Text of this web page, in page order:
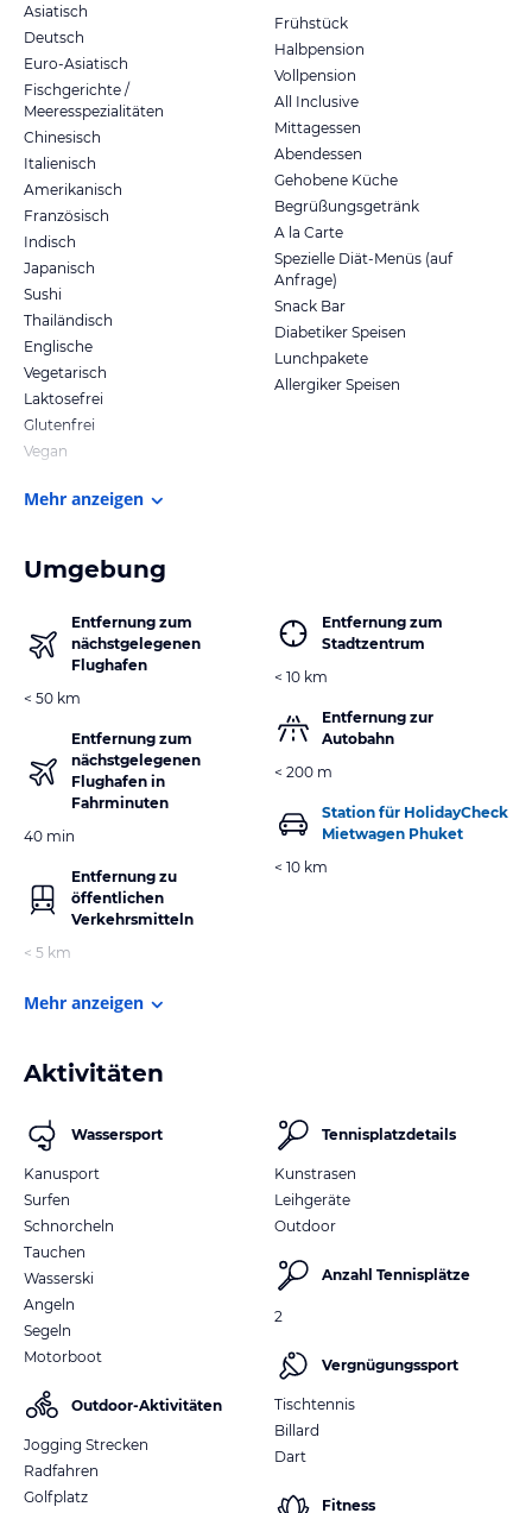
Asiatisch
Deutsch
Euro-Asiatisch
Fischgerichte /
Meeresspezialitäten
Chinesisch
Italienisch
Amerikanisch
Französisch
Indisch
Japanisch
Sushi
Thailändisch
Englische
Vegetarisch
Laktosefrei
Glutenfrei
Vegan
Frühstück
Halbpension
Vollpension
All Inclusive
Mittagessen
Abendessen
Gehobene Küche
Begrüßungsgetränk
A la Carte
Spezielle Diät-Menüs (auf
Anfrage)
Snack Bar
Diabetiker Speisen
Lunchpakete
Allergiker Speisen
Mehr anzeigen
Umgebung
Entfernung zum
nächstgelegenen
Flughafen
< 50 km
Entfernung zum
nächstgelegenen
Flughafen in
Fahrminuten
40 min
Entfernung zu
öffentlichen
Verkehrsmitteln
< 5 km
Entfernung zum
Stadtzentrum
< 10 km
Entfernung zur
Autobahn
< 200 m
Station für HolidayCheck
Mietwagen Phuket
< 10 km
Mehr anzeigen
Aktivitäten
Wassersport
Kanusport
Surfen
Schnorcheln
Tauchen
Wasserski
Angeln
Segeln
Motorboot
Outdoor-Aktivitäten
Jogging Strecken
Radfahren
Golfplatz
Tennisplatzdetails
Kunstrasen
Leihgeräte
Outdoor
Anzahl Tennisplätze
2
Vergnügungssport
Tischtennis
Billard
Dart
Fitness